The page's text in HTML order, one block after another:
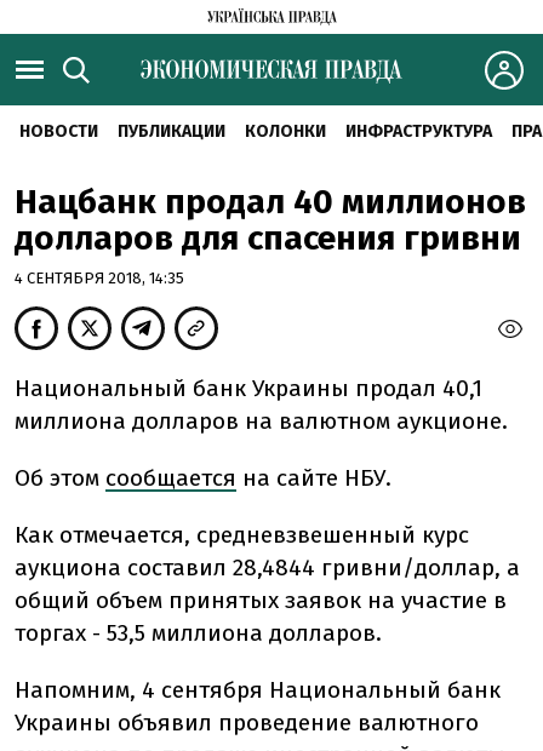
НОВОСТИ ПУБЛИКАЦИИ КОЛОНКИ ИНФРАСТРУКТУРА
Нацбанк продал 40 миллионов
долларов для спасения гривни
4 СЕНТЯБРЯ 2018, 14:35
Национальный банк Украины продал 40,1
миллиона долларов на валютном аукционе.
Об этом сообщается на сайте НБУ.
Как отмечается, средневзвешенный курс
аукциона составил 28,4844 гривни/доллар, а
общий объем принятых заявок на участие в
торгах - 53,5 миллиона долларов.
Напомним, 4 сентября Национальный банк
Украины объявил проведение валютного